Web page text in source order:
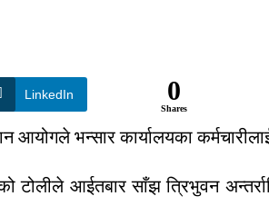
LinkedIn 0
Shares
आयोगले भन्सार कार्यालयका
आईतबार साँझ त्रिभुवन